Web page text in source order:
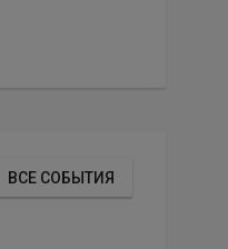
ВСЕ СОБЫТИЯ